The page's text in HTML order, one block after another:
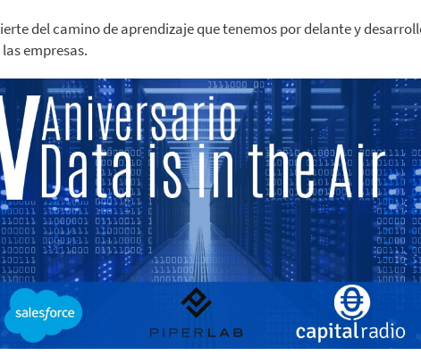
del camino de aprendizaje que tenemos por delante y
empresas.